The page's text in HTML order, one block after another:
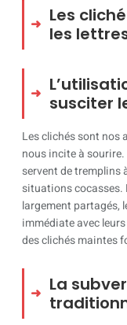
Les
les
susciter
Les clichés sont nos
nous incite à
servent de tremplins
situations cocasses.
largement partagés,
immédiate avec
des clichés maintes
La